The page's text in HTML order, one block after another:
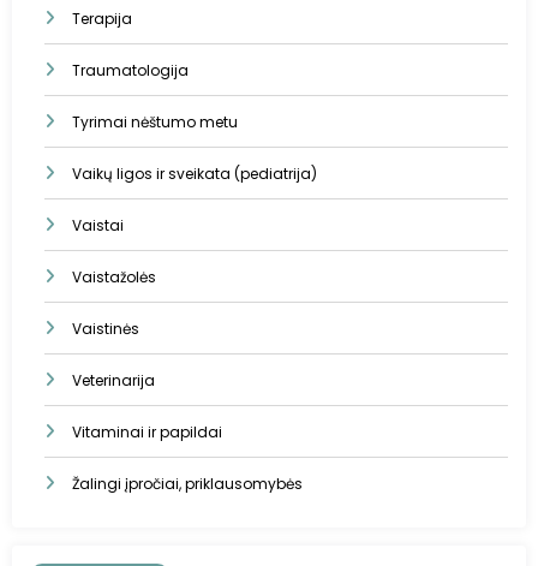
Terapija
Traumatologija
Tyrimai nėštumo metu
Vaikų ligos ir sveikata (pediatrija)
Vaistai
Vaistažolės
Vaistinės
Veterinarija
Vitaminai ir papildai
Žalingi įpročiai, priklausomybės